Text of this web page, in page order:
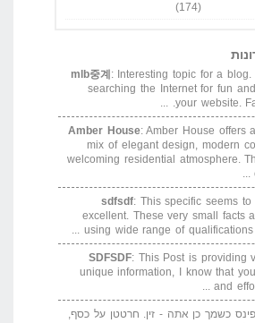
(174)
mlb중계 : Interesting topic for a
searching the Internet for fun
your website.
Amber House: Amber House offers
mix of elegant design, modern
welcoming residential atmosphere.
sdfsdf: This specific seems
excellent. These very small facts
using wide range of qualifications
SDFSDF: This Post is providing
unique information, I know that
and
כשמך כן אתה - זין. חרטטן על כסף,